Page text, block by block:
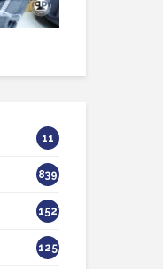
11
839
152
125